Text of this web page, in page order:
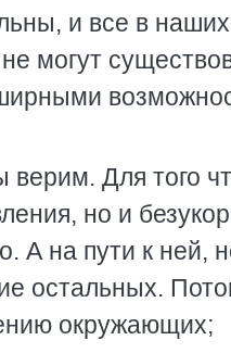
и все в
могут
Для того
но и
А на пути к ней,
остальных.
окружающих;